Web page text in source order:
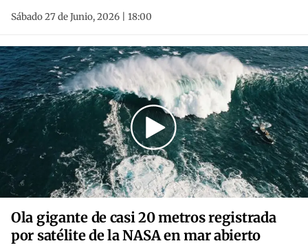
Sábado 27 de Junio, 2026 | 18:00
Ola gigante de casi 20 metros registrada
por satélite de la NASA en mar abierto